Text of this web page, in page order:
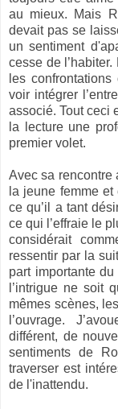
au mieux. Mais
devait pas se
un sentiment
cesse de
les
voir intégrer
associé. Tout ceci
la lecture une
premier volet.
Avec sa rencontre
la jeune femme
ce qu’il a tant
ce qui l’effraie le
considérait
ressentir par la
part importante
l’intrigue ne soit
mêmes scènes,
l’ouvrage.
différent, de
sentiments de
traverser est
de l'inattendu.